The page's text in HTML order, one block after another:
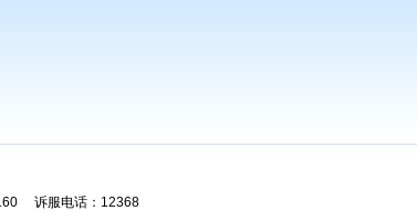
诉服电话：12368